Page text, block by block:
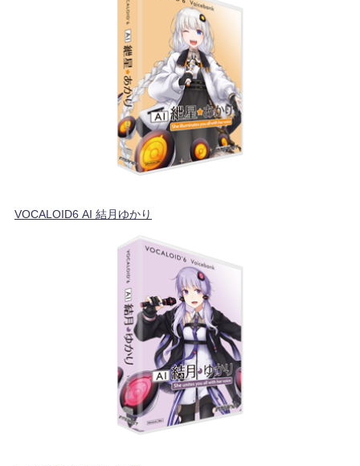
VOCALOID6 AI 結月ゆかり